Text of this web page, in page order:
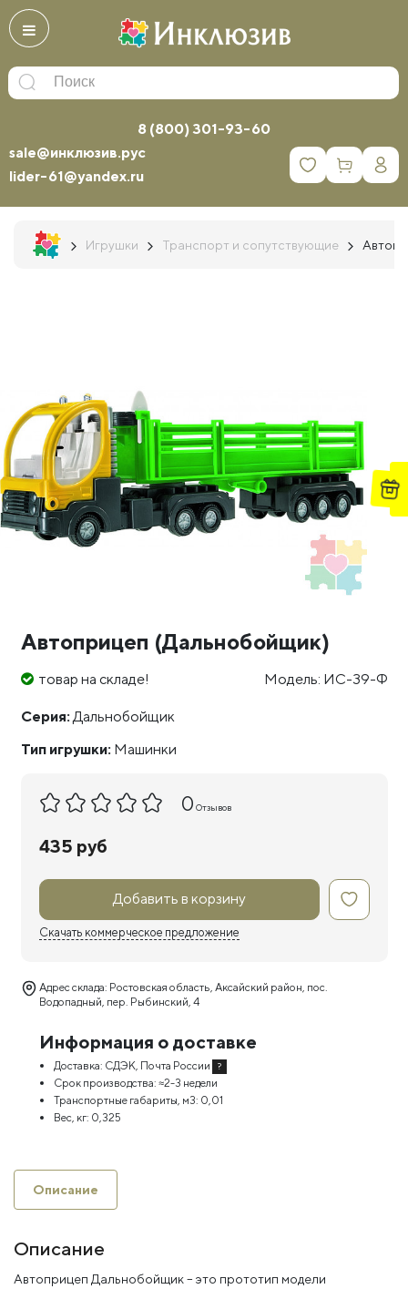
8 (800) 301-93-60
sale@инклюзив.рус
lider-61@yandex.ru
0
Игрушки Транспорт и сопутствующие
Автоприцеп (Дальнобойщик)
товар на складе! Модель: ИС-39-Ф
Серия: Дальнобойщик
Тип игрушки: Машинки
0 Отзывов
435 руб
Добавить в корзину
Скачать коммерческое предложение
Адрес склада: Ростовская область, Аксайский район, пос.
Водопадный, пер. Рыбинский, 4
Информация о доставке
Доставка: СДЭК, Почта России ?
Срок производства: ≈2-3 недели
Транспортные габариты, м3: 0,01
Вес, кг: 0,325
Описание
Описание
Автоприцеп Дальнобойщик – это прототип модели